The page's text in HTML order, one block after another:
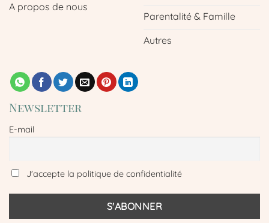
A propos de nous
Parentalité & Famille
Autres
Newsletter
E-mail
J'accepte la politique de confidentialité